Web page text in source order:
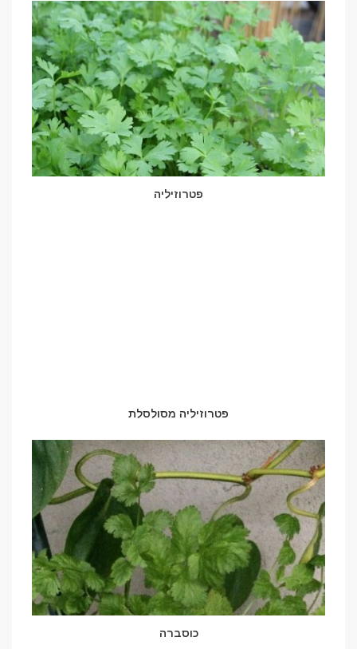
פטרוזיליה
פטרוזיליה מסולסלת
כוסברה